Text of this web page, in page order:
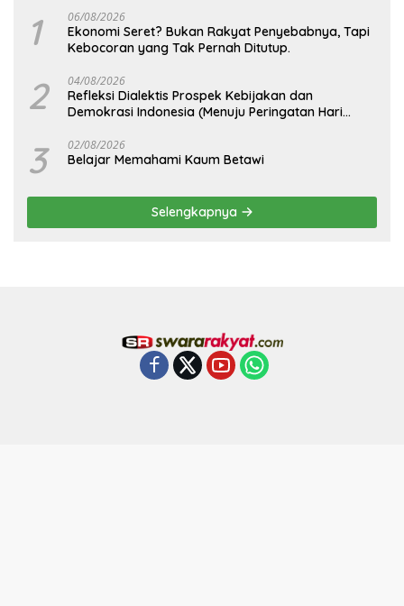
1 06/08/2026
Ekonomi Seret? Bukan Rakyat Penyebabnya, Tapi
Kebocoran yang Tak Pernah Ditutup.
2 04/08/2026
Refleksi Dialektis Prospek Kebijakan dan
Demokrasi Indonesia (Menuju Peringatan Hari
3 02/08/2026
Belajar Memahami Kaum Betawi
Selengkapnya